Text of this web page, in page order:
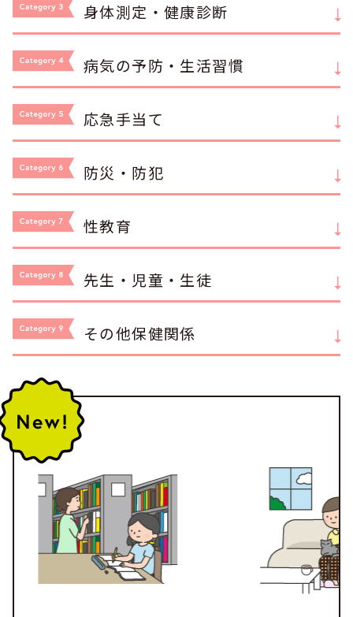
身体測定・健康診断
病気の予防・生活習慣
応急手当て
防災・防犯
性教育
先生・児童・生徒
その他保健関係